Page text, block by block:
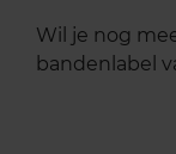
Wil je nog
bandenlabel